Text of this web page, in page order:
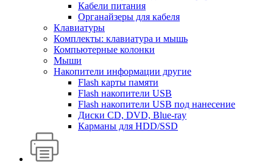
Кабели питания
Органайзеры для кабеля
Клавиатуры
Комплекты: клавиатура и мышь
Компьютерные колонки
Мыши
Накопители информации другие
Flash карты памяти
Flash накопители USB
Flash накопители USB под нанесение
Диски CD, DVD, Blue-ray
Карманы для HDD/SSD